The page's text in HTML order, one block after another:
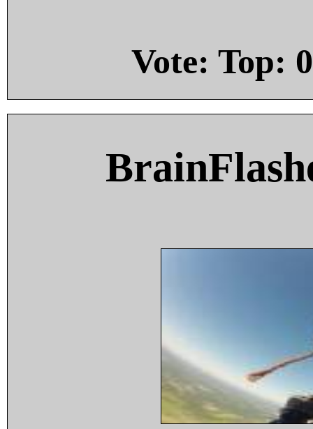
Vote: Top: 0